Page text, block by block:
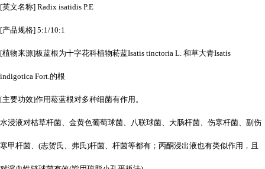
[英文名称] Radix isatidis P.E
[产品规格] 5:1/10:1
[植物来源]板蓝根为十字花科植物菘蓝Isatis tinctoria L. 和草大青Isatis
indigotica Fort.的根
[主要功效]作用菘蓝根对多种细菌有作用。
水浸液对枯草杆菌、金黄色葡萄球菌、八联球菌、大肠杆菌、伤寒杆菌、副伤
寒甲杆菌、(志贺氏、弗氏)杆菌、杆菌等都有；丙酮浸出液也有类似作用，且